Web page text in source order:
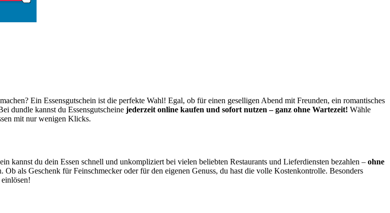
Ein Essensgutschein ist die perfekte Wahl! Egal, ob für einen geselligen Abend mit Freunden, ein romantisches
dundle kannst du Essensgutscheine jederzeit online kaufen und sofort nutzen – ganz ohne Wartezeit! Wähle
mit nur wenigen Klicks.
kannst du dein Essen schnell und unkompliziert bei vielen beliebten Restaurants und Lieferdiensten bezahlen – ohne
als Geschenk für Feinschmecker oder für den eigenen Genuss, du hast die volle Kostenkontrolle. Besonders